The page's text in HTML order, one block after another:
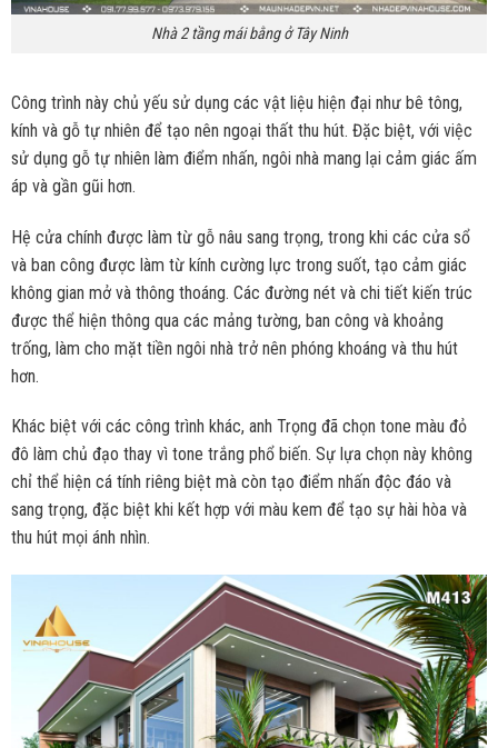
Nhà 2 tầng mái bằng ở Tây Ninh
Công trình này chủ yếu sử dụng các vật liệu hiện đại như bê tông,
kính và gỗ tự nhiên để tạo nên ngoại thất thu hút. Đặc biệt, với việc
sử dụng gỗ tự nhiên làm điểm nhấn, ngôi nhà mang lại cảm giác ấm
áp và gần gũi hơn.
Hệ cửa chính được làm từ gỗ nâu sang trọng, trong khi các cửa sổ
và ban công được làm từ kính cường lực trong suốt, tạo cảm giác
không gian mở và thông thoáng. Các đường nét và chi tiết kiến trúc
được thể hiện thông qua các mảng tường, ban công và khoảng
trống, làm cho mặt tiền ngôi nhà trở nên phóng khoáng và thu hút
hơn.
Khác biệt với các công trình khác, anh Trọng đã chọn tone màu đỏ
đô làm chủ đạo thay vì tone trắng phổ biến. Sự lựa chọn này không
chỉ thể hiện cá tính riêng biệt mà còn tạo điểm nhấn độc đáo và
sang trọng, đặc biệt khi kết hợp với màu kem để tạo sự hài hòa và
thu hút mọi ánh nhìn.